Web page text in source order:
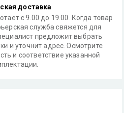
доставка
с 9.00 до 19.00. Когда товар
служба свяжется для
предложит выбрать
и уточнит адрес. Осмотрите
и соответствие указанной